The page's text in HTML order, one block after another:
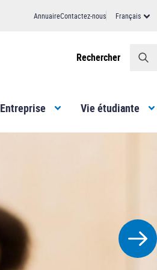
AnnuaireContactez-nous Français
Rechercher
Entreprise Vie étudiante